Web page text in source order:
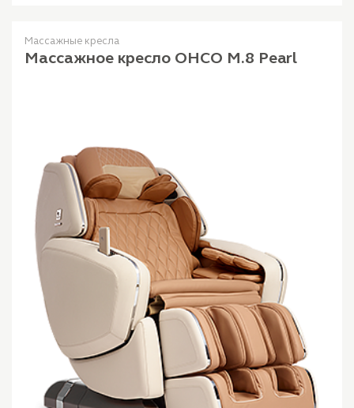
Массажные кресла
Массажное кресло OHCO M.8 Pearl